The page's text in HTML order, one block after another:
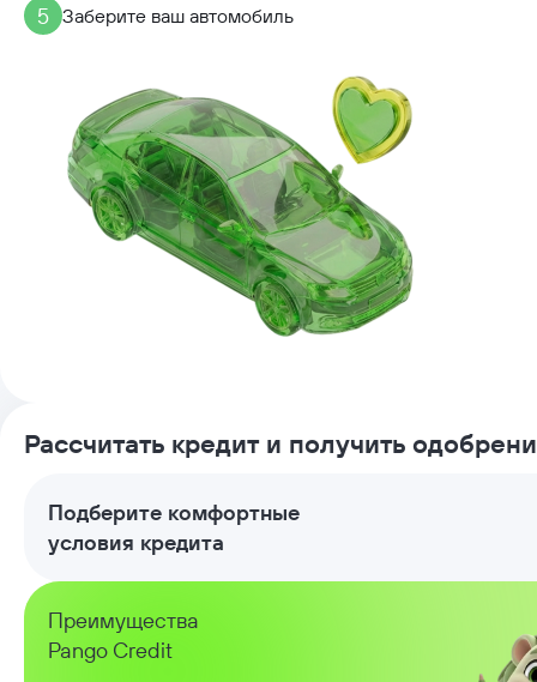
5 Заберите ваш автомобиль
Рассчитать кредит и получить
Подберите комфортные
условия кредита
Преимущества
Pango Credit